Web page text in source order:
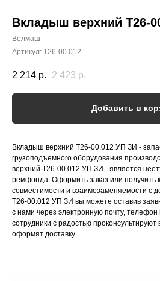
Вкладыш верхний Т26-
Велмаш
Артикул: Т26-00.012
2 214 р. 2 423 р.
Добавить в
Вкладыш верхний Т26-00.012 УП ЗИ -
грузоподъемного оборудования
верхний Т26-00.012 УП ЗИ - является
ремфонда. Оформить заказ или получить
совместимости и взаимозаменяемости с
Т26-00.012 УП ЗИ вы можете оставив
с нами через электронную почту,
сотрудники с радостью проконсультируют
оформят доставку.